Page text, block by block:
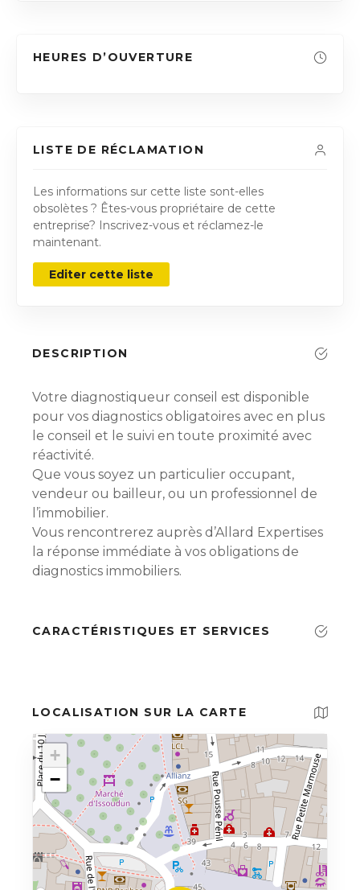
HEURES D’OUVERTURE
LISTE DE RÉCLAMATION
Les informations sur cette liste sont-elles
obsolètes ? Êtes-vous propriétaire de cette
entreprise? Inscrivez-vous et réclamez-le
maintenant.
Editer cette liste
DESCRIPTION
Votre diagnostiqueur conseil est disponible
pour vos diagnostics obligatoires avec en plus
le conseil et le suivi en toute proximité avec
réactivité.
Que vous soyez un particulier occupant,
vendeur ou bailleur, ou un professionnel de
l’immobilier.
Vous rencontrerez auprès d’Allard Expertises
la réponse immédiate à vos obligations de
diagnostics immobiliers.
CARACTÉRISTIQUES ET SERVICES
LOCALISATION SUR LA CARTE
+
−